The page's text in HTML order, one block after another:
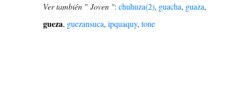
Ver también " Joven ": chuhuza(2), guacha, guaza,
gueza, guezansuca, ipquaquy, tone